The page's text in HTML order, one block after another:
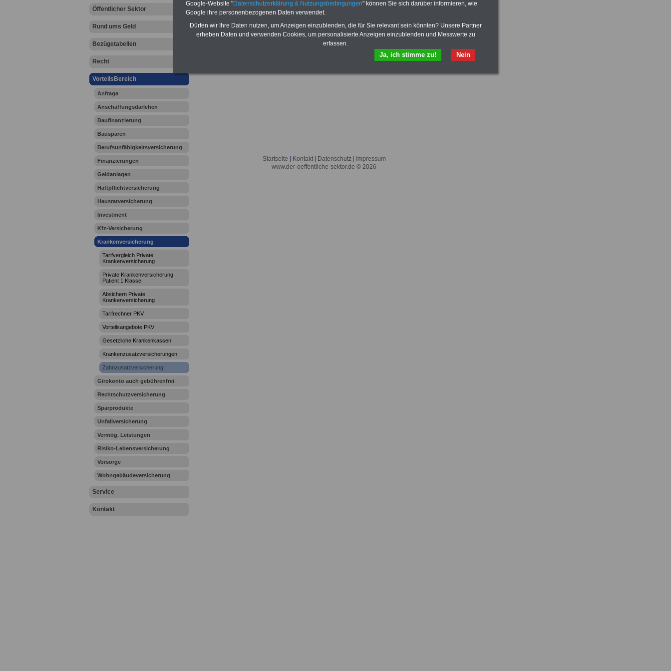
Öffentlicher Sektor
Rund ums Geld
Bezügetabellen
Recht
VorteilsBereich
Anfrage
Anschaffungsdarlehen
Baufinanzierung
Bausparen
Berufsunfähigkeitsversicherung
Finanzierungen
Geldanlagen
Haftpflichtversicherung
Hausratversicherung
Investment
Kfz-Versicherung
Krankenversicherung
Tarifvergleich Private
Krankenversicherung
Private Krankenversicherung
Patient 1 Klasse
Absichern Private
Krankenversicherung
Tarifrechner PKV
Vorteilsangebote PKV
Gesetzliche Krankenkassen
Krankenzusatzversicherungen
Zahnzusatzversicherung
Girokonto auch gebührenfrei
Rechtschutzversicherung
Sparprodukte
Unfallversicherung
Vermög. Leistungen
Risiko-Lebensversicherung
Vorsorge
Wohngebäudeversicherung
Service
Kontakt
Startseite Kontakt Datenschutz
Impressum
www.der-oeffentliche-sektor.de © 2026
Google-Website "Datenschutzerklärung & Nutzungsbedingungen" können Sie sich darüber informieren, wie
Google ihre personenbezogenen Daten verwendet.
Dürfen wir Ihre Daten nutzen, um Anzeigen einzublenden, die für Sie relevant sein könnten? Unsere Partner
erheben Daten und verwenden Cookies, um personalisierte Anzeigen einzublenden und Messwerte zu
erfassen.
Nein
Ja, ich stimme zu!